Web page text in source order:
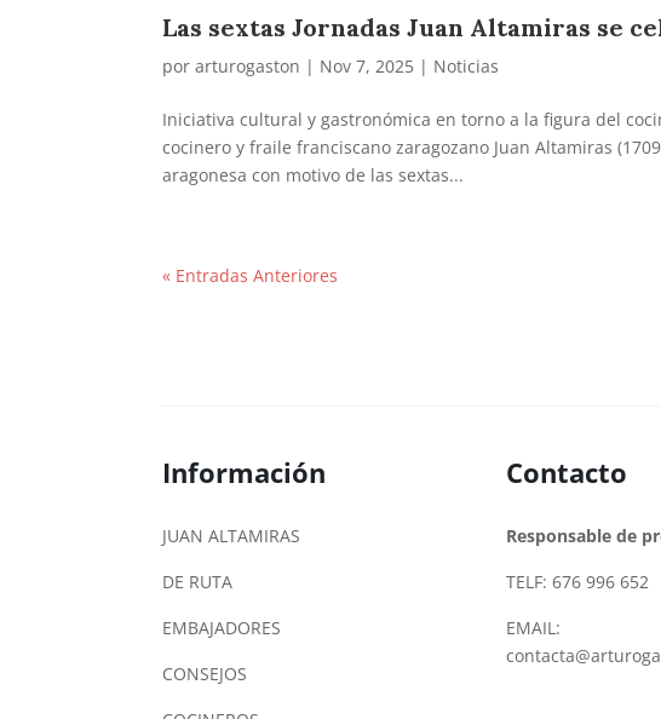
Las sextas Jornadas Juan Altamiras se
porarturogaston | Nov 7, 2025 | Noticias
Iniciativa cultural y gastronómica en torno a la figura del
cocinero y fraile franciscano zaragozano Juan Altamiras
aragonesa con motivo de las sextas...
« Entradas Anteriores
Información
JUAN ALTAMIRAS
DE RUTA
EMBAJADORES
CONSEJOS
Contacto
Responsable de
TELF: 676 996 652
EMAIL: